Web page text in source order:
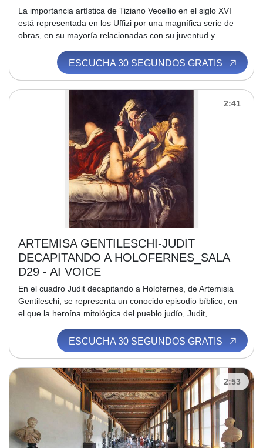
La importancia artística de Tiziano Vecellio en el siglo XVI
está representada en los Uffizi por una magnífica serie de
obras, en su mayoría relacionadas con su juventud y...
ESCUCHA 30 SEGUNDOS GRATIS
2:41
ARTEMISA GENTILESCHI-JUDIT
DECAPITANDO A HOLOFERNES_SALA
D29 - AI VOICE
En el cuadro Judit decapitando a Holofernes, de Artemisia
Gentileschi, se representa un conocido episodio bíblico, en
el que la heroína mitológica del pueblo judío, Judit,...
ESCUCHA 30 SEGUNDOS GRATIS
2:53